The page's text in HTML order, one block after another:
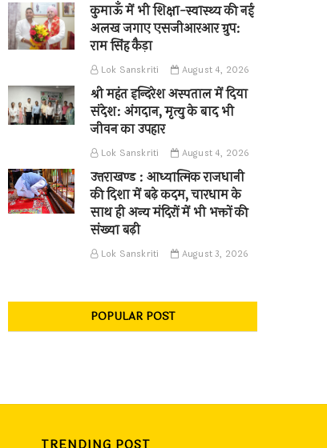
कुमाऊँ में भी शिक्षा-स्वास्थ्य की नई
अलख जगाए एसजीआरआर ग्रुप:
राम सिंह कैड़ा
Lok Sanskriti August 4, 2026
श्री महंत इन्दिरेश अस्पताल में दिया
संदेश: अंगदान, मृत्यु के बाद भी
जीवन का उपहार
Lok Sanskriti August 4, 2026
उत्तराखण्ड : आध्यात्मिक राजधानी
की दिशा में बढ़े कदम, चारधाम के
साथ ही अन्य मंदिरों में भी भक्तों की
संख्या बढ़ी
Lok Sanskriti August 3, 2026
POPULAR POST